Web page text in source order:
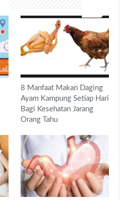
8 Manfaat Makan Daging
Ayam Kampung Setiap Hari
Bagi Kesehatan Jarang
Orang Tahu